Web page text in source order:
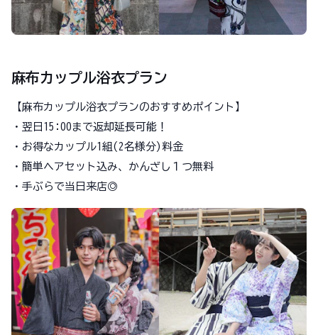
麻布カップル浴衣プラン
【麻布カップル浴衣プランのおすすめポイント】
・翌日15:00まで返却延長可能！
・お得なカップル1組(2名様分)料金
・簡単ヘアセット込み、かんざし１つ無料
・手ぶらで当日来店◎